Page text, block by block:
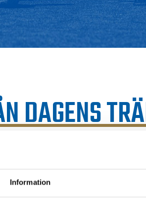
Information
DAGENS
några dagar bort, och i
en av de få träningar som är kvar
dit.